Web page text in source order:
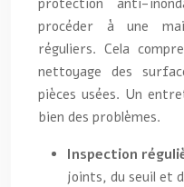
protection anti-
procéder à une
réguliers. Cela
nettoyage des
pièces usées. Un
bien des problèmes.
Inspection
joints, du seuil et